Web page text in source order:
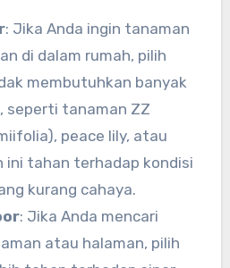
: Jika Anda ingin tanaman
di dalam rumah, pilih
membutuhkan banyak
seperti tanaman ZZ
peace lily, atau
ini tahan terhadap kondisi
kurang cahaya.
: Jika Anda mencari
atau halaman, pilih